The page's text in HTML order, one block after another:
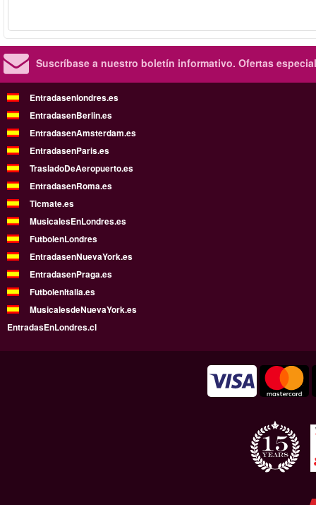
Suscríbase a nuestro boletín informativo. Ofertas
Entradasenlondres.es
EntradasenBerlin.es
EntradasenAmsterdam.es
EntradasenParis.es
TrasladoDeAeropuerto.es
EntradasenRoma.es
Ticmate.es
MusicalesEnLondres.es
FutbolenLondres
EntradasenNuevaYork.es
EntradasenPraga.es
FutbolenItalia.es
MusicalesdeNuevaYork.es
EntradasEnLondres.cl